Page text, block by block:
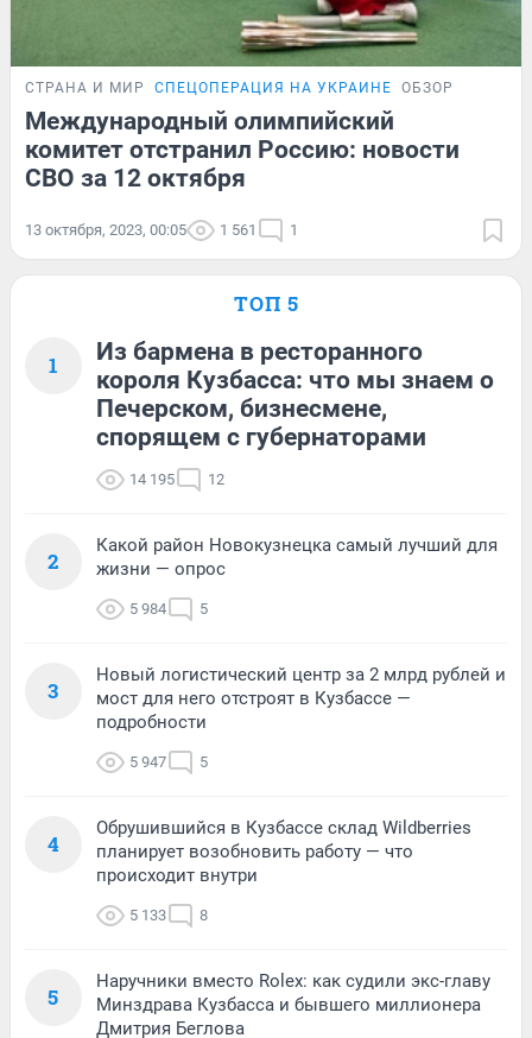
СТРАНА И МИР СПЕЦОПЕРАЦИЯ НА УКРАИНЕ ОБЗОР
Международный олимпийский
комитет отстранил Россию: новости
СВО за 12 октября
13 октября, 2023, 00:05 1 561 1
ТОП 5
1
Из бармена в ресторанного
короля Кузбасса: что мы знаем о
Печерском, бизнесмене,
спорящем с губернаторами
14 195 12
2
Какой район Новокузнецка самый лучший для
жизни — опрос
5 984 5
3
Новый логистический центр за 2 млрд рублей и
мост для него отстроят в Кузбассе —
подробности
5 947 5
4
Обрушившийся в Кузбассе склад Wildberries
планирует возобновить работу — что
происходит внутри
5 133 8
5
Наручники вместо Rolex: как судили экс-главу
Минздрава Кузбасса и бывшего миллионера
Дмитрия Беглова